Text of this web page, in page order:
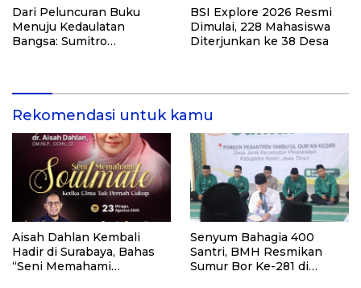
Dari Peluncuran Buku
Menuju Kedaulatan
Bangsa: Sumitro
Indonesia Emas 2045
BSI Explore 2026 Resmi
Dimulai, 228 Mahasiswa
Diterjunkan ke 38 Desa
Rekomendasi untuk kamu
Aisah Dahlan Kembali
Hadir di Surabaya, Bahas
“Seni Memahami
Senyum Bahagia 400
Santri, BMH Resmikan
Sumur Bor Ke-281 di